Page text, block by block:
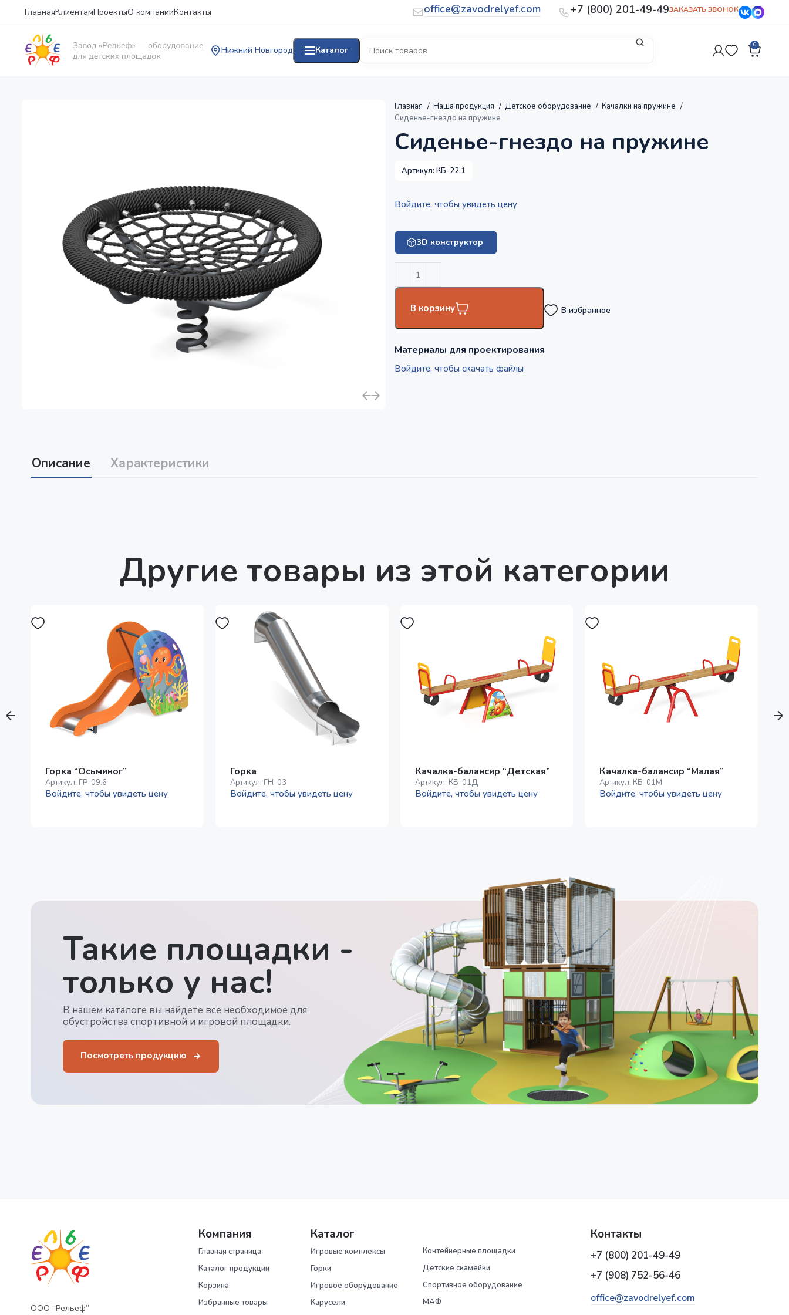
ГлавнаяКлиентамПроектыО компанииКонтакты office@zavodrelyef.com +7 (800) 201-49-49ЗАКАЗАТЬ ЗВОНОК
Нижний Новгород Каталог 0
Главная Наша продукция Детское оборудование
Качалки на пружине
Сиденье-гнездо на пружине
Сиденье-гнездо на пружине
Артикул: КБ-22.1
Войдите, чтобы увидеть цену
3D конструктор
В корзину В избранное
Материалы для проектирования
Войдите, чтобы скачать файлы
Описание Характеристики
Другие товары из этой категории
Горка “Осьминог”
Артикул: ГР-09.6
Войдите, чтобы увидеть цену
Горка
Артикул: ГН-03
Войдите, чтобы увидеть цену
Качалка-балансир “Детская”
Артикул: КБ-01Д
Войдите, чтобы увидеть цену
Качалка-балансир “Малая”
Артикул: КБ-01М
Войдите, чтобы увидеть цену
Такие площадки -
только у нас!
В нашем каталоге вы найдете все необходимое для
обустройства спортивной и игровой площадки.
Посмотреть продукцию
ООО “Рельеф”
Компания
Главная страница
Каталог продукции
Корзина
Избранные товары
Каталог
Игровые комплексы
Горки
Игровое оборудование
Карусели
Контейнерные площадки
Детские скамейки
Спортивное оборудование
МАФ
Контакты
+7 (800) 201-49-49
+7 (908) 752-56-46
office@zavodrelyef.com